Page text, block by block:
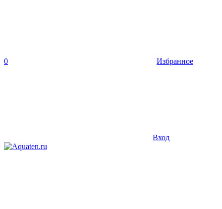
0 Избранное
Вход